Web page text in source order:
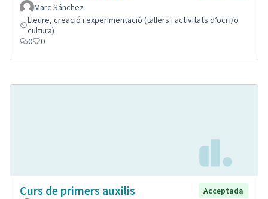
Marc Sánchez
Lleure, creació i experimentació (tallers i activitats d’oci i/o
cultura)
0
0
Curs de primers auxilis
Acceptada